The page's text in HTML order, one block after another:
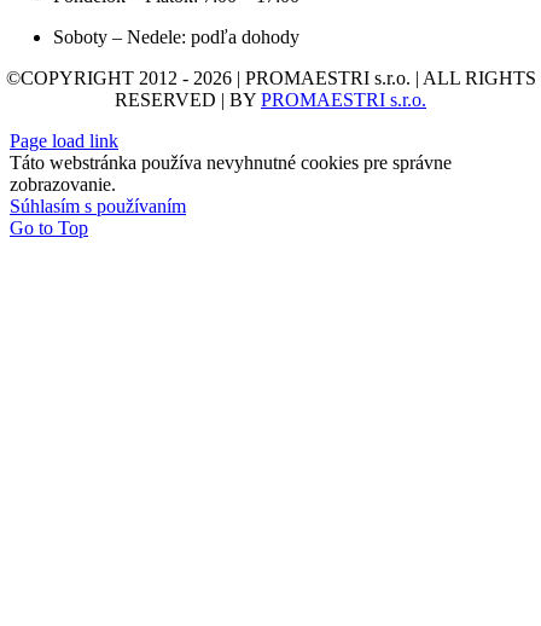
Soboty – Nedele: podľa dohody
©COPYRIGHT 2012 - 2026 | PROMAESTRI s.r.o. | ALL RIGHTS
RESERVED | BY PROMAESTRI s.r.o.
Page load link
Táto webstránka používa nevyhnutné cookies pre správne
zobrazovanie.
Súhlasím s používaním
Go to Top